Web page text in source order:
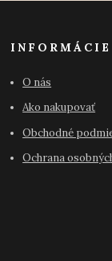
O nás
Ako nakupovať
Obchodné
Ochrana